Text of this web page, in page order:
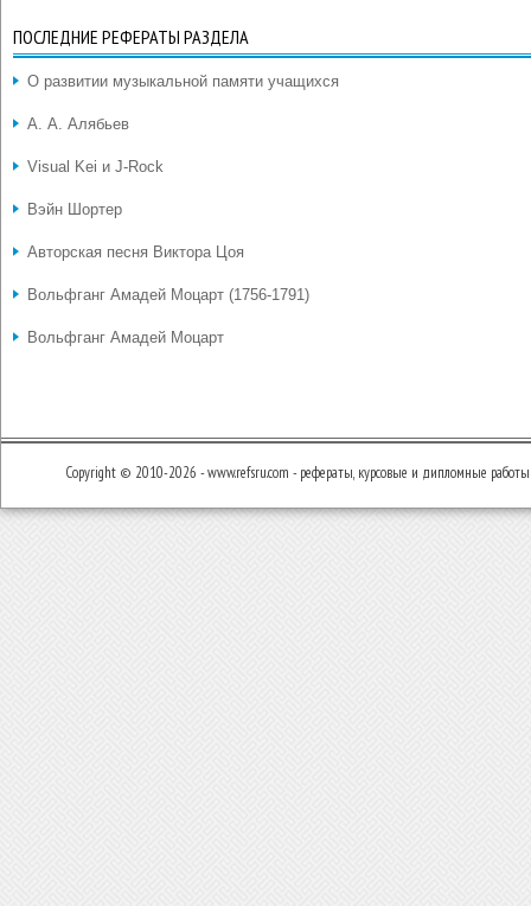
ПОСЛЕДНИЕ РЕФЕРАТЫ РАЗДЕЛА
О развитии музыкальной памяти учащихся
А. А. Алябьев
Visual Kei и J-Rock
Вэйн Шортер
Авторская песня Виктора Цоя
Вольфганг Амадей Моцарт (1756-1791)
Вольфганг Амадей Моцарт
Copyright © 2010-2026 - www.refsru.com - рефераты, курсовые и дипломные работы